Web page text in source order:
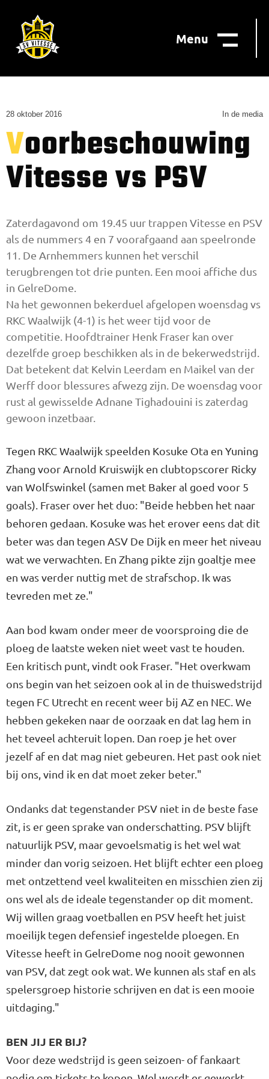
Menu
28 oktober 2016 In de media
Voorbeschouwing
Vitesse vs PSV
Zaterdagavond om 19.45 uur trappen Vitesse en PSV
als de nummers 4 en 7 voorafgaand aan speelronde
11. De Arnhemmers kunnen het verschil
terugbrengen tot drie punten. Een mooi affiche dus
in GelreDome.
Na het gewonnen bekerduel afgelopen woensdag vs
RKC Waalwijk (4-1) is het weer tijd voor de
competitie. Hoofdtrainer Henk Fraser kan over
dezelfde groep beschikken als in de bekerwedstrijd.
Dat betekent dat Kelvin Leerdam en Maikel van der
Werff door blessures afwezg zijn. De woensdag voor
rust al gewisselde Adnane Tighadouini is zaterdag
gewoon inzetbaar.
Tegen RKC Waalwijk speelden Kosuke Ota en Yuning
Zhang voor Arnold Kruiswijk en clubtopscorer Ricky
van Wolfswinkel (samen met Baker al goed voor 5
goals). Fraser over het duo: "Beide hebben het naar
behoren gedaan. Kosuke was het erover eens dat dit
beter was dan tegen ASV De Dijk en meer het niveau
wat we verwachten. En Zhang pikte zijn goaltje mee
en was verder nuttig met de strafschop. Ik was
tevreden met ze."
Aan bod kwam onder meer de voorsproing die de
ploeg de laatste weken niet weet vast te houden.
Een kritisch punt, vindt ook Fraser. "Het overkwam
ons begin van het seizoen ook al in de thuiswedstrijd
tegen FC Utrecht en recent weer bij AZ en NEC. We
hebben gekeken naar de oorzaak en dat lag hem in
het teveel achteruit lopen. Dan roep je het over
jezelf af en dat mag niet gebeuren. Het past ook niet
bij ons, vind ik en dat moet zeker beter."
Ondanks dat tegenstander PSV niet in de beste fase
zit, is er geen sprake van onderschatting. PSV blijft
natuurlijk PSV, maar gevoelsmatig is het wel wat
minder dan vorig seizoen. Het blijft echter een ploeg
met ontzettend veel kwaliteiten en misschien zien zij
ons wel als de ideale tegenstander op dit moment.
Wij willen graag voetballen en PSV heeft het juist
moeilijk tegen defensief ingestelde ploegen. En
Vitesse heeft in GelreDome nog nooit gewonnen
van PSV, dat zegt ook wat. We kunnen als staf en als
spelersgroep historie schrijven en dat is een mooie
uitdaging."
BEN JIJ ER BIJ?
Voor deze wedstrijd is geen seizoen- of fankaart